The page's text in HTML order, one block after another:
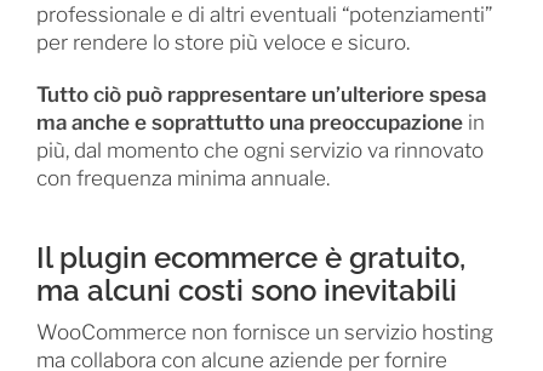
professionale e di altri eventuali “potenziamenti”
per rendere lo store più veloce e sicuro.
Tutto ciò può rappresentare un’ulteriore spesa
ma anche e soprattutto una preoccupazionein
più, dal momento che ogni servizio va rinnovato
con frequenza minima annuale.
Il plugin ecommerce è gratuito,
ma alcuni costi sono inevitabili
WooCommerce non fornisce un servizio hosting
ma collabora con alcune aziende per fornire